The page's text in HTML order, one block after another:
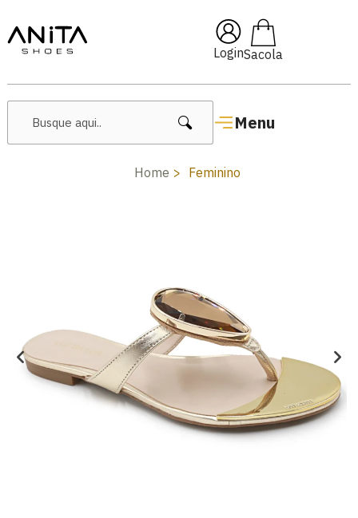
Login
Menu
🔥 Lançamentos Femininos
Home Feminino